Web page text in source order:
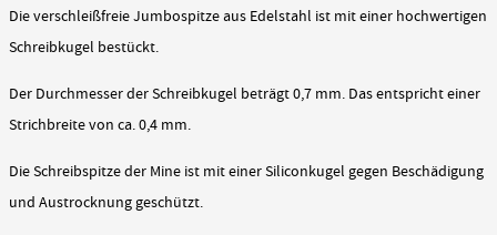
Die verschleißfreie Jumbospitze aus Edelstahl ist mit einer hochwertigen
Schreibkugel bestückt.
Der Durchmesser der Schreibkugel beträgt 0,7 mm. Das entspricht einer
Strichbreite von ca. 0,4 mm.
Die Schreibspitze der Mine ist mit einer Siliconkugel gegen Beschädigung
und Austrocknung geschützt.